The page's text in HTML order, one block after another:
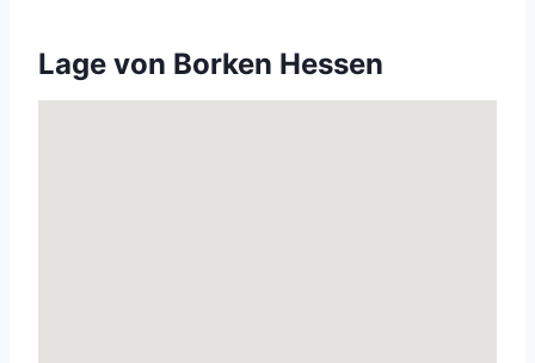
Lage von Borken Hessen